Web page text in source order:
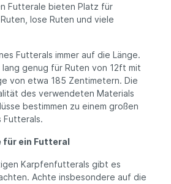
Futterale bieten Platz für
lose Ruten und viele
Futterals immer auf die Länge.
genug für Ruten von 12ft mit
von etwa 185 Zentimetern. Die
des verwendeten Materials
bestimmen zu einem großen
Futterals.
für ein Futteral
Karpfenfutterals gibt es
Achte insbesondere auf die